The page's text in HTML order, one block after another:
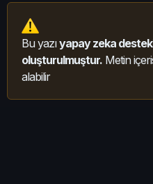
Bu yazıyapay zeka
oluşturulmuştur. Metin
alabilir